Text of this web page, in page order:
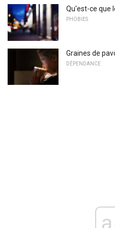
Qu'est-ce que
PHOBIES
Graines de
DÉPENDANCE